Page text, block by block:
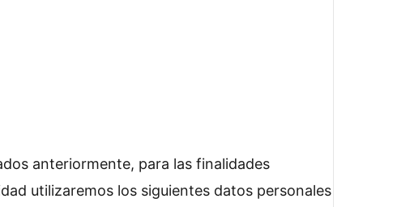
anteriormente, para las finalidades
utilizaremos los siguientes datos personales